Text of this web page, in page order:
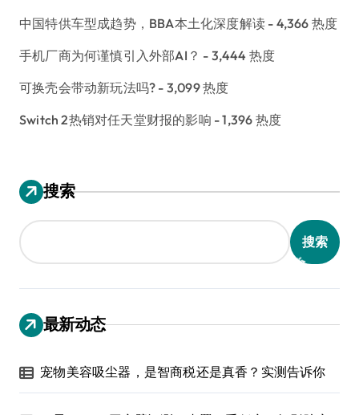
中国特供车型成趋势，BBA本土化深度解读 - 4,366 热度
手机厂商为何谨慎引入外部AI？ - 3,444 热度
可换壳会带动新玩法吗? - 3,099 热度
Switch 2热销对任天堂财报的影响 - 1,396 热度
搜索
搜索
最新动态
宠物美容吸尘器，是智商税还是真香？实测告诉你